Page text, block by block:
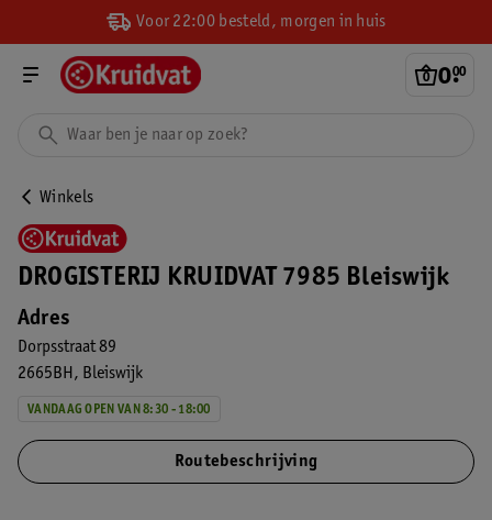
Voor 22:00 besteld, morgen in huis
0.
00
Winkels
DROGISTERIJ KRUIDVAT 7985 Bleiswijk
Adres
Dorpsstraat 89
2665BH
Bleiswijk
VANDAAG OPEN VAN 8:30 - 18:00
Routebeschrijving